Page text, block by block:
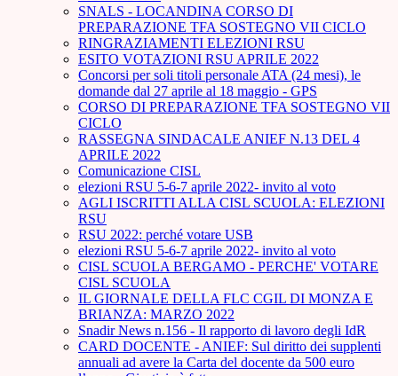
SNALS - LOCANDINA CORSO DI
PREPARAZIONE TFA SOSTEGNO VII CICLO
RINGRAZIAMENTI ELEZIONI RSU
ESITO VOTAZIONI RSU APRILE 2022
Concorsi per soli titoli personale ATA (24 mesi), le
domande dal 27 aprile al 18 maggio - GPS
CORSO DI PREPARAZIONE TFA SOSTEGNO VII
CICLO
RASSEGNA SINDACALE ANIEF N.13 DEL 4
APRILE 2022
Comunicazione CISL
elezioni RSU 5-6-7 aprile 2022- invito al voto
AGLI ISCRITTI ALLA CISL SCUOLA: ELEZIONI
RSU
RSU 2022: perché votare USB
elezioni RSU 5-6-7 aprile 2022- invito al voto
CISL SCUOLA BERGAMO - PERCHE' VOTARE
CISL SCUOLA
IL GIORNALE DELLA FLC CGIL DI MONZA E
BRIANZA: MARZO 2022
Snadir News n.156 - Il rapporto di lavoro degli IdR
CARD DOCENTE - ANIEF: Sul diritto dei supplenti
annuali ad avere la Carta del docente da 500 euro